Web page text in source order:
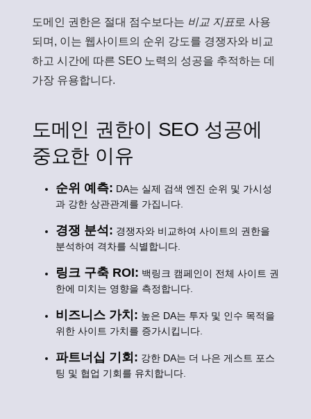
도메인 권한은 절대 점수보다는 비교 지표로 사용
되며, 이는 웹사이트의 순위 강도를 경쟁자와 비교
하고 시간에 따른 SEO 노력의 성공을 추적하는 데
가장 유용합니다.
도메인 권한이 SEO 성공에
중요한 이유
순위 예측: DA는 실제 검색 엔진 순위 및 가시성
과 강한 상관관계를 가집니다.
경쟁 분석: 경쟁자와 비교하여 사이트의 권한을
분석하여 격차를 식별합니다.
링크 구축 ROI: 백링크 캠페인이 전체 사이트 권
한에 미치는 영향을 측정합니다.
비즈니스 가치: 높은 DA는 투자 및 인수 목적을
위한 사이트 가치를 증가시킵니다.
파트너십 기회: 강한 DA는 더 나은 게스트 포스
팅 및 협업 기회를 유치합니다.